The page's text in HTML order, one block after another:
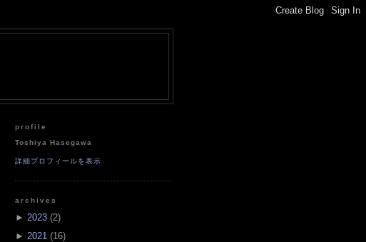
profile
Toshiya Hasegawa
詳細プロフィールを表示
archives
► 2023 (2)
► 2021 (16)